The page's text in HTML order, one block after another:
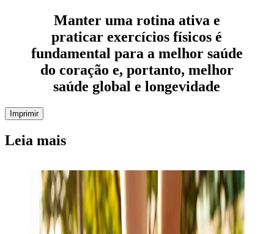
Manter uma rotina ativa e
praticar exercícios físicos é
fundamental para a melhor saúde
do coração e, portanto, melhor
saúde global e longevidade
Imprimir
Leia mais